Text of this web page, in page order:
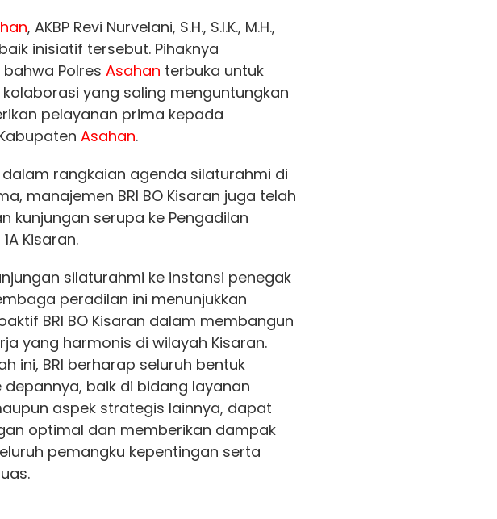
, AKBP Revi Nurvelani, S.H., S.I.K., M.H.,
inisiatif tersebut. Pihaknya
Polres Asahan terbuka untuk
yang saling menguntungkan
pelayanan prima kepada
Asahan.
dalam rangkaian agenda silaturahmi di
manajemen BRI BO Kisaran juga telah
kunjungan serupa ke Pengadilan
Kisaran.
silaturahmi ke instansi penegak
peradilan ini menunjukkan
BRI BO Kisaran dalam membangun
yang harmonis di wilayah Kisaran.
ini, BRI berharap seluruh bentuk
depannya, baik di bidang layanan
aspek strategis lainnya, dapat
optimal dan memberikan dampak
pemangku kepentingan serta